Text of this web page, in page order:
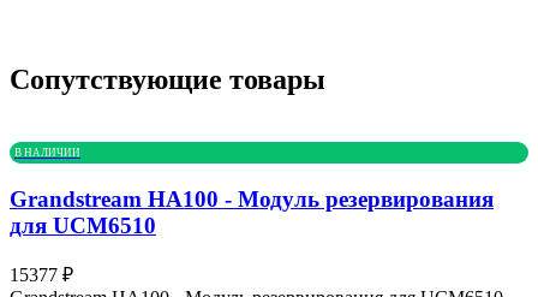
Сопутствующие товары
В НАЛИЧИИ
Grandstream HA100 - Модуль резервирования
для UCM6510
15377 ₽